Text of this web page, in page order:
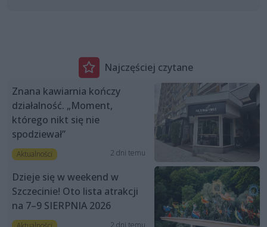
Najczęściej czytane
Znana kawiarnia kończy
działalność. „Moment,
którego nikt się nie
spodziewał”
Aktualności 2 dni temu
Dzieje się w weekend w
Szczecinie! Oto lista atrakcji
na 7–9 SIERPNIA 2026
2 dni temu